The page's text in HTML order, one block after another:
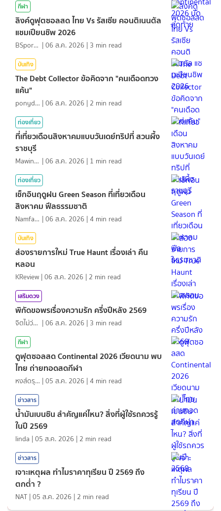
กีฬา
ลิงค์ดูฟุตซอลสด ไทย Vs รัสเซีย คอนติเนนตัล
แชมเปียนชิพ 2026
BSports8 |06 ส.ค. 2026 | 3 min read
บันเทิง
The Debt Collector ข้อคิดจาก "คนเดือดทวง
แค้น"
ponydiary |06 ส.ค. 2026 | 2 min read
ท่องเที่ยว
ที่เที่ยวเดือนสิงหาคมแบบวันเดย์ทริปที่ สวนผึ้ง
ราชบุรี
MawinMatravel |06 ส.ค. 2026 | 1 min read
ท่องเที่ยว
เช็กอินฤดูฝน Green Season ที่เที่ยวเดือน
สิงหาคม ฟีลธรรมชาติ
NamfahPhupha |06 ส.ค. 2026 |4 min read
บันเทิง
ส่องรายการใหม่ True Haunt เรื่องเล่า คืน
หลอน
KReview |06 ส.ค. 2026 | 2 min read
เสริมดวง
พิกัดขอพรเรื่องความรัก ครึ่งปีหลัง 2569
จิตไม่ว่าง |06 ส.ค. 2026 | 3 min read
กีฬา
ดูฟุตซอลสด Continental 2026 เวียดนาม พบ
ไทย ถ่ายทอดสดกีฬา
หงส์ดรุณ |05 ส.ค. 2026 |4 min read
ข่าวสาร
น้ำมันเบนซิน สำคัญแค่ไหน? สิ่งที่ผู้ใช้รถควรรู้
ในปี 2569
linda |05 ส.ค. 2026 | 2 min read
ข่าวสาร
เจาะเหตุผล ทำไมราคาทุเรียน ปี 2569 ถึง
ตกต่ำ ?
NAT |05 ส.ค. 2026 | 2 min read